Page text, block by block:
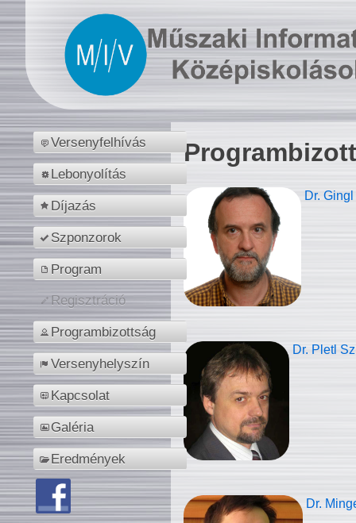
Versenyfelhívás
Lebonyolítás
Díjazás
Szponzorok
Program
Regisztráció
Programbizottság
Versenyhelyszín
Kapcsolat
Galéria
Eredmények
Dr.
Dr. Pletl
Dr.